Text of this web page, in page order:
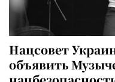
Нацсовет
объявить